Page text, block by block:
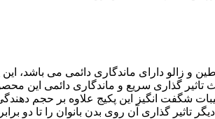
گذاری سریع و ماندگاری دائمی این
شگفت انگیز این پکیج علاوه بر حجم
تاثیر گذاری آن روی بدن بانوان را تا دو